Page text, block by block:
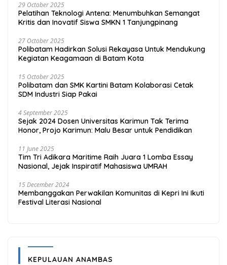
29 October 2025
Pelatihan Teknologi Antena: Menumbuhkan Semangat
Kritis dan Inovatif Siswa SMKN 1 Tanjungpinang
27 October 2025
Polibatam Hadirkan Solusi Rekayasa Untuk Mendukung
Kegiatan Keagamaan di Batam Kota
15 October 2025
Polibatam dan SMK Kartini Batam Kolaborasi Cetak
SDM Industri Siap Pakai
4 September 2025
Sejak 2024 Dosen Universitas Karimun Tak Terima
Honor, Projo Karimun: Malu Besar untuk Pendidikan
11 June 2025
Tim Tri Adikara Maritime Raih Juara 1 Lomba Essay
Nasional, Jejak Inspiratif Mahasiswa UMRAH
15 December 2024
Membanggakan Perwakilan Komunitas di Kepri Ini Ikuti
Festival Literasi Nasional
KEPULAUAN ANAMBAS